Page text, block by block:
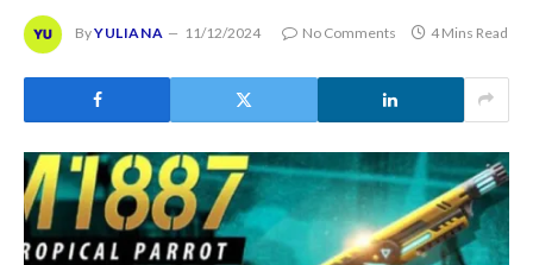
ByYULIANA 11/12/2024 No Comments 4 Mins Read